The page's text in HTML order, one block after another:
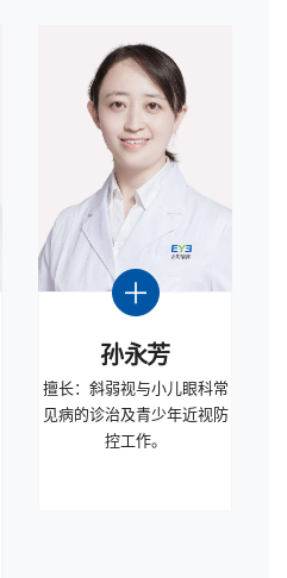
孙永芳
擅长：斜弱视与小儿眼科常
见病的诊治及青少年近视防
控工作。